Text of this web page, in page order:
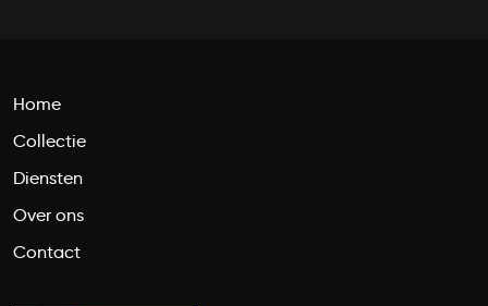
Home
Collectie
Diensten
Over ons
Contact